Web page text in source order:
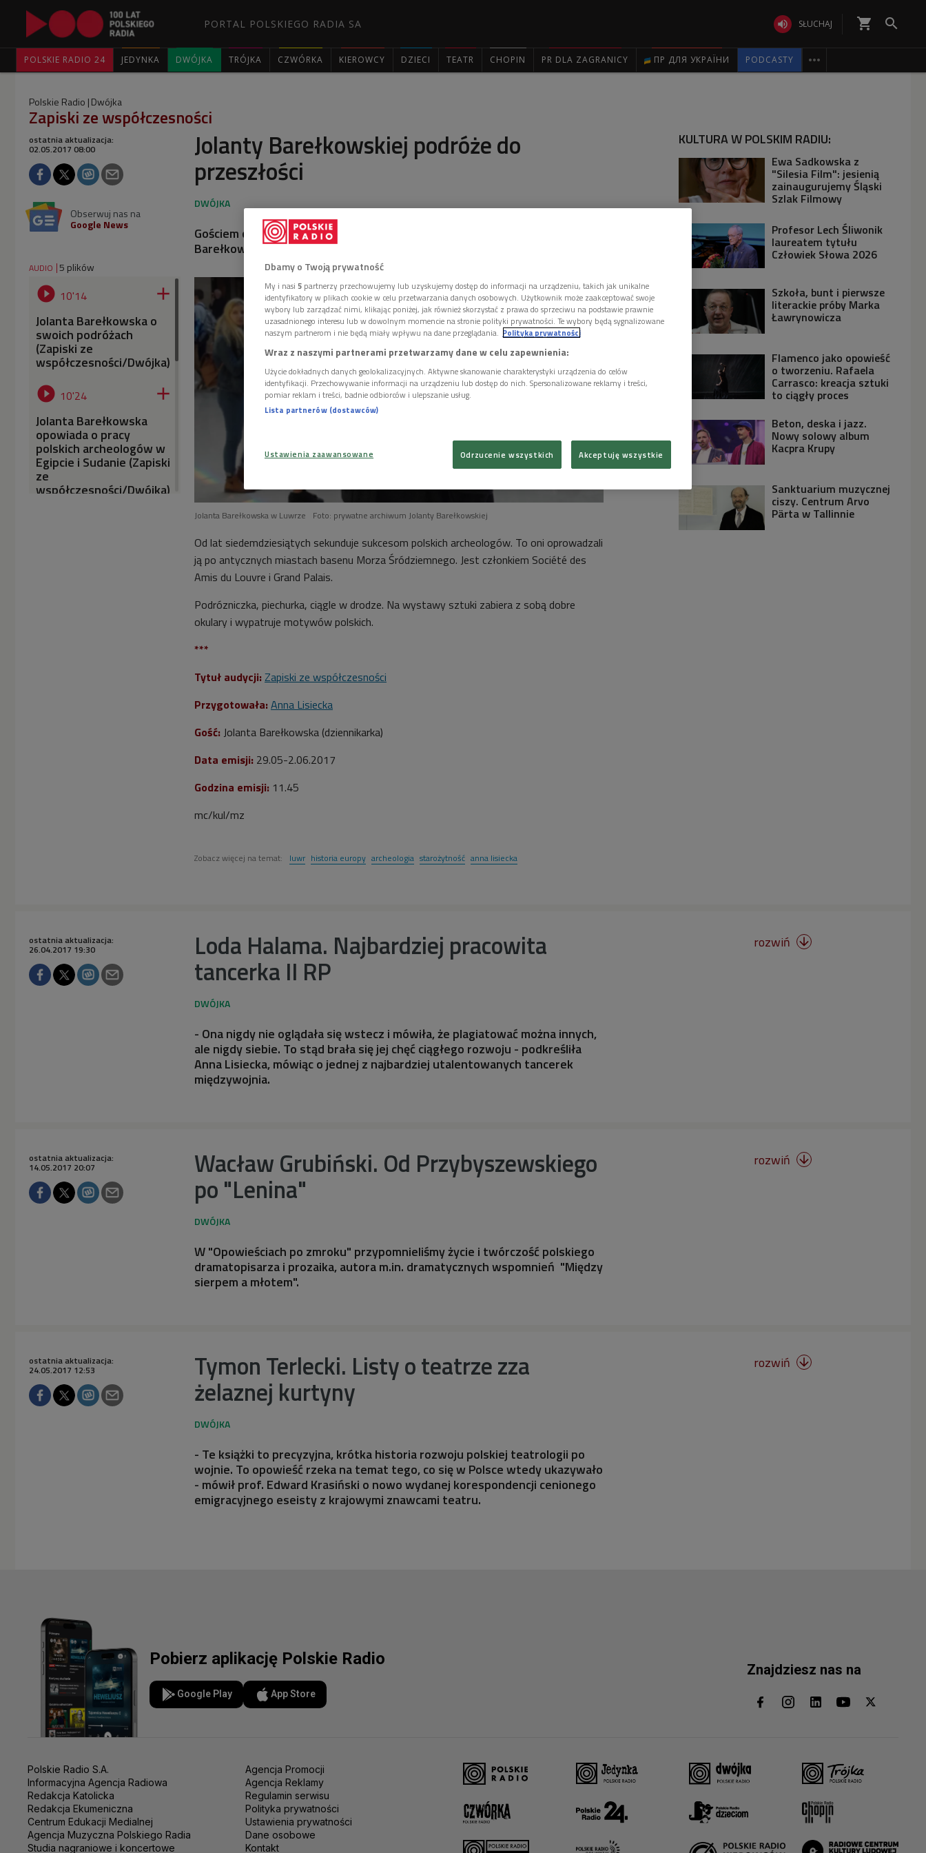
PORTAL POLSKIEGO RADIA SA  SŁUCHAJ shopping_cart 
POLSKIE RADIO 24 JEDYNKA DWÓJKA TRÓJKA CZWÓRKA KIEROWCY DZIECI TEATR CHOPIN PR DLA ZAGRANICY ПР ДЛЯ УКРАЇНИ PODCASTY 
Polskie Radio Dwójka
Zapiski ze współczesności
Jolanty Barełkowskiej podróże do
przeszłości
ostatnia aktualizacja:
02.05.2017 08:00
Obserwuj nas na
Google News
Gościem cyklu "Zapiski ze współczesności" w tym tygodniu była Jolanta
Barełkowska, dziennikarka niegdysiejszej popołudniówki "Kurier Polski".
AUDIO 5 plików
 10'14 
Jolanta Barełkowska o
swoich podróżach
(Zapiski ze
współczesności/Dwójka)
 10'24 
Jolanta Barełkowska
opowiada o pracy
polskich archeologów w
Egipcie i Sudanie (Zapiski
ze
współczesności/Dwójka)
Jolanta Barełkowska w Luwrze Foto: prywatne archiwum Jolanty Barełkowskiej
Od lat siedemdziesiątych sekunduje sukcesom polskich archeologów. To oni oprowadzali
ją po antycznych miastach basenu Morza Śródziemnego. Jest członkiem Société des
Amis du Louvre i Grand Palais.
Podrózniczka, piechurka, ciągle w drodze. Na wystawy sztuki zabiera z sobą dobre
okulary i wypatruje motywów polskich.
***
Tytuł audycji: Zapiski ze współczesności
Przygotowała: Anna Lisiecka
Gość: Jolanta Barełkowska (dziennikarka)
Data emisji: 29.05-2.06.2017
Godzina emisji: 11.45
mc/kul/mz
Zobacz więcej na temat: luwr historia europy archeologia starożytność anna lisiecka
KULTURA W POLSKIM RADIU:
Ewa Sadkowska z
"Silesia Film": jesienią
zainaugurujemy Śląski
Szlak Filmowy
Profesor Lech Śliwonik
laureatem tytułu
Człowiek Słowa 2026
Szkoła, bunt i pierwsze
literackie próby Marka
Ławrynowicza
Flamenco jako opowieść
o tworzeniu. Rafaela
Carrasco: kreacja sztuki
to ciągły proces
Beton, deska i jazz.
Nowy solowy album
Kacpra Krupy
Sanktuarium muzycznej
ciszy. Centrum Arvo
Pärta w Tallinnie
Loda Halama. Najbardziej pracowita
tancerka II RP
ostatnia aktualizacja:
26.04.2017 19:30
- Ona nigdy nie oglądała się wstecz i mówiła, że plagiatować można innych,
ale nigdy siebie. To stąd brała się jej chęć ciągłego rozwoju - podkreśliła
Anna Lisiecka, mówiąc o jednej z najbardziej utalentowanych tancerek
międzywojnia.
rozwiń 
Wacław Grubiński. Od Przybyszewskiego
po "Lenina"
ostatnia aktualizacja:
14.05.2017 20:07
W "Opowieściach po zmroku" przypomnieliśmy życie i twórczość polskiego
dramatopisarza i prozaika, autora m.in. dramatycznych wspomnień "Między
sierpem a młotem".
rozwiń 
Tymon Terlecki. Listy o teatrze zza
żelaznej kurtyny
ostatnia aktualizacja:
24.05.2017 12:53
- Te książki to precyzyjna, krótka historia rozwoju polskiej teatrologii po
wojnie. To opowieść rzeka na temat tego, co się w Polsce wtedy ukazywało
- mówił prof. Edward Krasiński o nowo wydanej korespondencji cenionego
emigracyjnego eseisty z krajowymi znawcami teatru.
rozwiń 
Pobierz aplikację Polskie Radio
Google Play App Store
Znajdziesz nas na
Polskie Radio S.A.
Informacyjna Agencja Radiowa
Redakcja Katolicka
Redakcja Ekumeniczna
Centrum Edukacji Medialnej
Agencja Muzyczna Polskiego Radia
Studia nagraniowe i koncertowe
Agencja Promocji
Agencja Reklamy
Regulamin serwisu
Polityka prywatności
Ustawienia prywatności
Dane osobowe
Kontakt
Dbamy o Twoją prywatność
My i nasi 5 partnerzy przechowujemy lub uzyskujemy dostęp do informacji na urządzeniu, takich jak unikalne
identyfikatory w plikach cookie w celu przetwarzania danych osobowych. Użytkownik może zaakceptować swoje
wybory lub zarządzać nimi, klikając poniżej, jak również skorzystać z prawa do sprzeciwu na podstawie prawnie
uzasadnionego interesu lub w dowolnym momencie na stronie polityki prywatności. Te wybory będą sygnalizowane
naszym partnerom i nie będą miały wpływu na dane przeglądania. Polityka prywatności
Wraz z naszymi partnerami przetwarzamy dane w celu zapewnienia:
Użycie dokładnych danych geolokalizacyjnych. Aktywne skanowanie charakterystyki urządzenia do celów
identyfikacji. Przechowywanie informacji na urządzeniu lub dostęp do nich. Spersonalizowane reklamy i treści,
pomiar reklam i treści, badnie odbiorców i ulepszanie usług.
Lista partnerów (dostawców)
Ustawienia zaawansowane Odrzucenie wszystkich Akceptuję wszystkie